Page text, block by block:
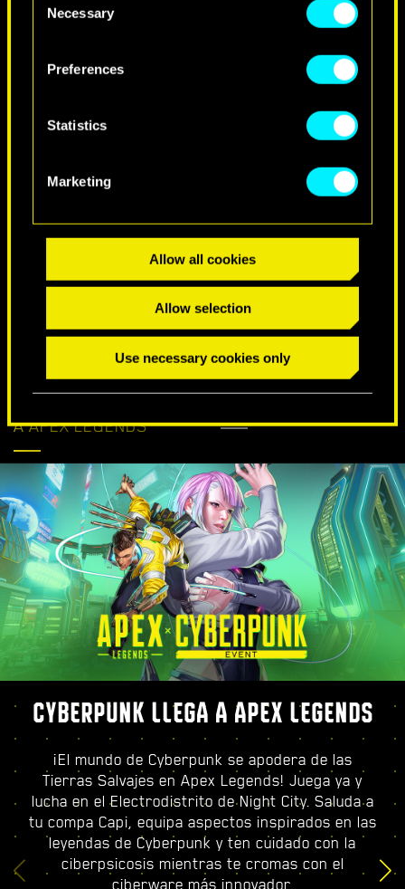
You’ll find all the details regarding our use of
cookies and tweak your preferences regarding
Selection
Necessary
Preferences
Statistics
Marketing
Allow all cookies
Allow selection
Use necessary cookies only
DESEOS ESPECIALES DE CUMPLEAÑOS
A APEX LEGENDS
CYBERPUNK LLEGA A APEX LEGENDS
¡El mundo de Cyberpunk se apodera de las
Tierras Salvajes en Apex Legends! Juega ya y
lucha en el Electrodistrito de Night City. Saluda a
tu compa Capi, equipa aspectos inspirados en las
leyendas de Cyberpunk y ten cuidado con la
ciberpsicosis mientras te cromas con el
ciberware más innovador.